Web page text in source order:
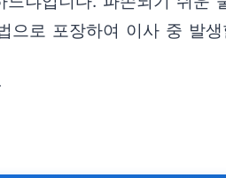
로 포장하여 이사 중 발